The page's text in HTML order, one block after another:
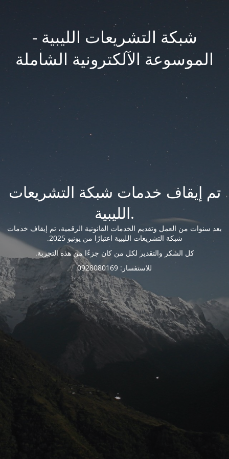
شبكة التشريعات الليبية -
الموسوعة الآلكترونية الشاملة
تم إيقاف خدمات شبكة التشريعات
الليبية.
بعد سنوات من العمل وتقديم الخدمات القانونية الرقمية، تم إيقاف خدمات
شبكة التشريعات الليبية اعتبارًا من يونيو 2025.
كل الشكر والتقدير لكل من كان جزءًا من هذه التجربة.
للاستفسار: 0928080169